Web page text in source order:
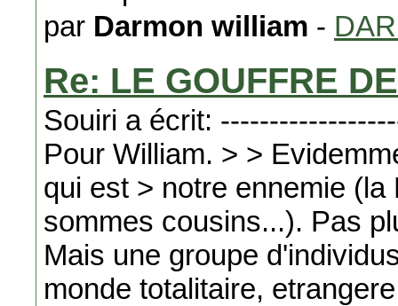
par Darmon william -
Re: LE GOUFFRE
Souiri a écrit:
Pour William. > >
qui est > notre ennemie
sommes cousins...). Pas
Mais une groupe
monde totalitaire,